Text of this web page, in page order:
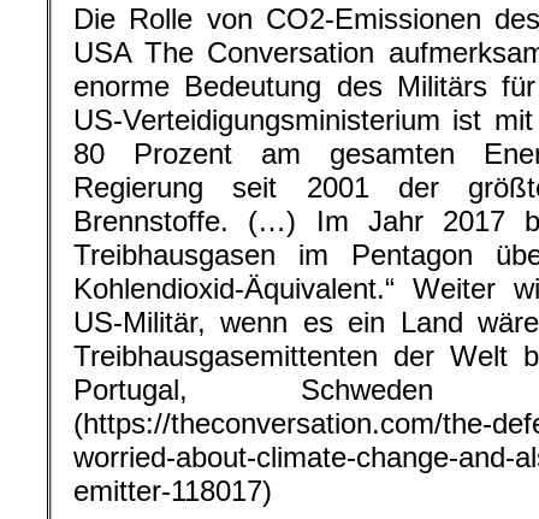
Die Rolle von CO2-Emissionen
USA The Conversation
enorme Bedeutung des Militärs
US-Verteidigungsministerium ist
80 Prozent am gesamten
Regierung seit 2001 der
Brennstoffe. (…) Im Jahr 2017
Treibhausgasen im Pentagon
Kohlendioxid-Äquivalent.“ Weiter
US-Militär, wenn es ein Land
Treibhausgasemittenten der Welt
Portugal, Schweden
(https://theconversation.com/the-
worried-about-climate-change-and-
emitter-118017)